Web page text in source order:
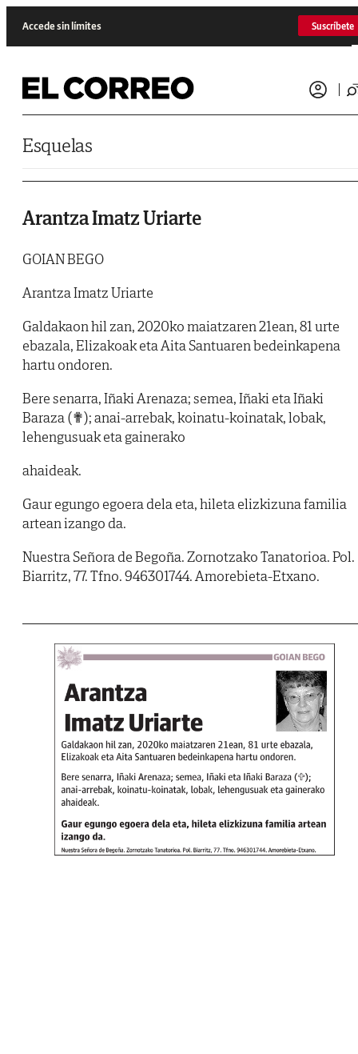
Accede sin límites Suscríbete
Esquelas
Arantza Imatz Uriarte
GOIAN BEGO
Arantza Imatz Uriarte
Galdakaon hil zan, 2020ko maiatzaren 21ean, 81 urte
ebazala, Elizakoak eta Aita Santuaren bedeinkapena
hartu ondoren.
Bere senarra, Iñaki Arenaza; semea, Iñaki eta Iñaki
Baraza (✟); anai-arrebak, koinatu-koinatak, lobak,
lehengusuak eta gainerako
ahaideak.
Gaur egungo egoera dela eta, hileta elizkizuna familia
artean izango da.
Nuestra Señora de Begoña. Zornotzako Tanatorioa. Pol.
Biarritz, 77. Tfno. 946301744. Amorebieta-Etxano.